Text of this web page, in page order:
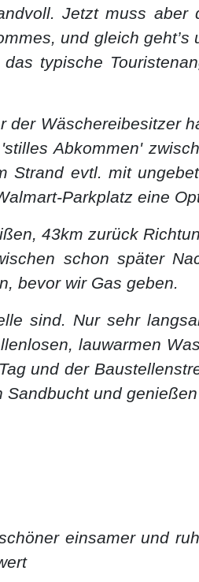
Jetzt muss aber
und gleich
typische
Wäschereibesitzer
Abkommen'
evtl. mit
Parkplatz eine
43km zurück
schon später
bevor wir Gas geben.
sind. Nur sehr
lauwarmen
und der
und
einsamer und